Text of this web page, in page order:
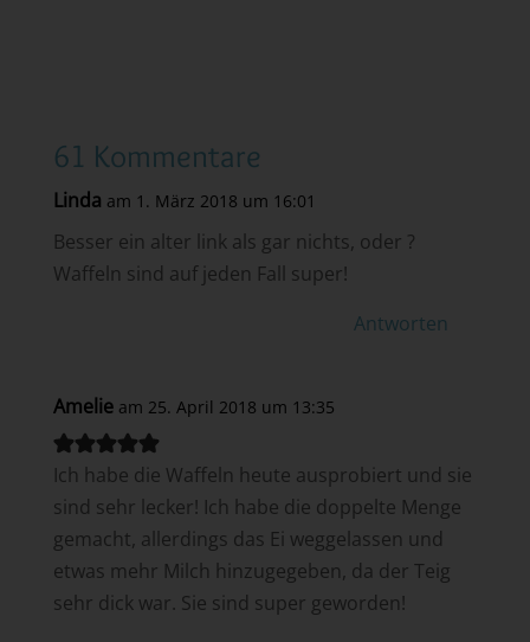
61 Kommentare
Linda am 1. März 2018 um 16:01
Besser ein alter link als gar nichts, oder ?
Waffeln sind auf jeden Fall super!
Antworten
Amelie am 25. April 2018 um 13:35
Ich habe die Waffeln heute ausprobiert und sie
sind sehr lecker! Ich habe die doppelte Menge
gemacht, allerdings das Ei weggelassen und
etwas mehr Milch hinzugegeben, da der Teig
sehr dick war. Sie sind super geworden!